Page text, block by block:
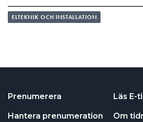
ELTEKNIK OCH INSTALLATION
Prenumerera
Hantera prenumeration
Läs E-
Om